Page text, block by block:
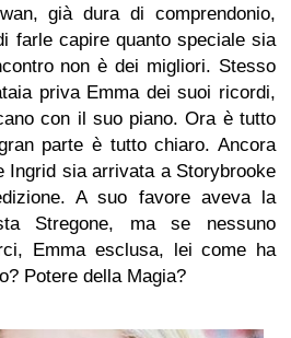
già dura di comprendonio,
farle capire quanto speciale sia
non è dei migliori. Stesso
priva Emma dei suoi ricordi,
con il suo piano. Ora è tutto
parte è tutto chiaro. Ancora
Ingrid sia arrivata a Storybrooke
A suo favore aveva la
Stregone, ma se nessuno
Emma esclusa, lei come ha
Potere della Magia?